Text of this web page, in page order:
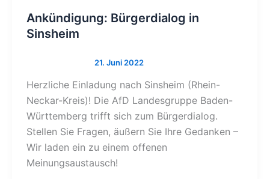
Ankündigung: Bürgerdialog in
Sinsheim
Herzliche Einladung nach Sinsheim (Rhein-
Neckar-Kreis)! Die AfD Landesgruppe Baden-
Württemberg trifft sich zum Bürgerdialog.
Stellen Sie Fragen, äußern Sie Ihre Gedanken –
Wir laden ein zu einem offenen
Meinungsaustausch!